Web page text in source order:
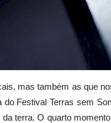
mas também as que
Festival Terras sem
terra. O quarto